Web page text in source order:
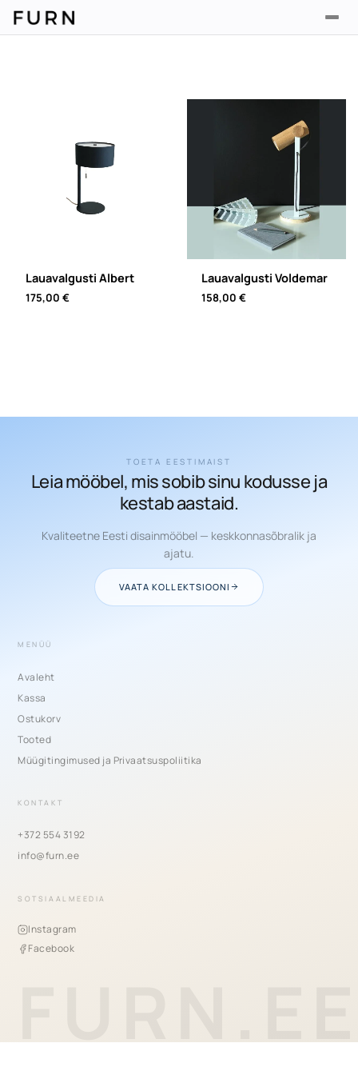
Lauavalgusti Albert
175,00€
Lauavalgusti Voldemar
158,00 €
TOETA EESTIMAIST
Leia mööbel, mis sobib sinu kodusse ja
kestab aastaid.
Kvaliteetne Eesti disainmööbel — keskkonnasõbralik ja
ajatu.
VAATA KOLLEKTSIOONI
MENÜÜ
Avaleht
Kassa
Ostukorv
Tooted
Müügitingimused ja Privaatsuspoliitika
KONTAKT
+372 554 3192
info@furn.ee
SOTSIAALMEEDIA
Instagram
Facebook